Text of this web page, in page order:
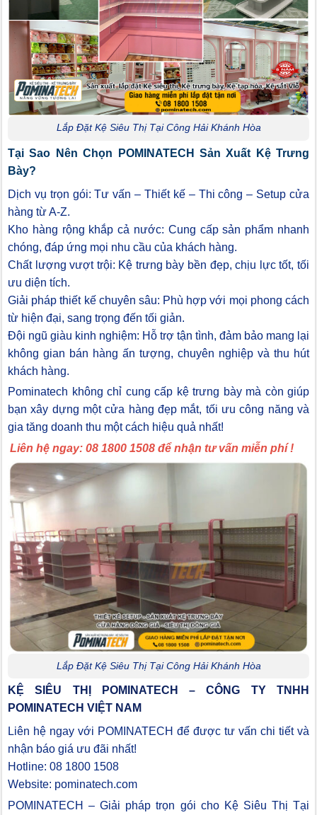
Lắp Đặt Kệ Siêu Thị Tại Công Hải Khánh Hòa
Tại Sao Nên Chọn POMINATECH Sản Xuất Kệ Trưng
Bày?
Dịch vụ trọn gói: Tư vấn – Thiết kế – Thi công – Setup cửa
hàng từ A-Z.
Kho hàng rộng khắp cả nước: Cung cấp sản phẩm nhanh
chóng, đáp ứng mọi nhu cầu của khách hàng.
Chất lượng vượt trội: Kệ trưng bày bền đẹp, chịu lực tốt, tối
ưu diện tích.
Giải pháp thiết kế chuyên sâu: Phù hợp với mọi phong cách
từ hiện đại, sang trọng đến tối giản.
Đội ngũ giàu kinh nghiệm: Hỗ trợ tận tình, đảm bảo mang lại
không gian bán hàng ấn tượng, chuyên nghiệp và thu hút
khách hàng.
Pominatech không chỉ cung cấp kệ trưng bày mà còn giúp
bạn xây dựng một cửa hàng đẹp mắt, tối ưu công năng và
gia tăng doanh thu một cách hiệu quả nhất!
Liên hệ ngay: 08 1800 1508 để nhận tư vấn miễn phí !
Lắp Đặt Kệ Siêu Thị Tại Công Hải Khánh Hòa
KỆ SIÊU THỊ POMINATECH – CÔNG TY TNHH
POMINATECH VIỆT NAM
Liên hệ ngay với POMINATECH để được tư vấn chi tiết và
nhận báo giá ưu đãi nhất!
Hotline: 08 1800 1508
Website: pominatech.com
POMINATECH – Giải pháp trọn gói cho Kệ Siêu Thị Tại